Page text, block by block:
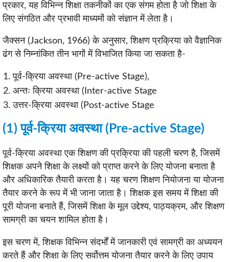
प्रकार, यह विभिन्न शिक्षा तकनीकों का एक संगम होता है जो शिक्षा के
लिए संगठित और प्रभावी माध्यमों को संज्ञान में लेता है।
जैक्सन (Jackson, 1966) के अनुसार, शिक्षण प्रक्रिया को वैज्ञानिक
ढंग से निम्नांकित तीन भागों में विभाजित किया जा सकता है-
पूर्व-क्रिया अवस्था (Pre-active Stage),
अन्तः क्रिया अवस्था (Inter-active Stage
उत्तर-क्रिया अवस्था (Post-active Stage
(1) पूर्व-क्रिया अवस्था (Pre-active Stage)
पूर्व-क्रिया अवस्था एक शिक्षण की प्रक्रिया की पहली चरण है, जिसमें
शिक्षक अपने शिक्षा के लक्ष्यों को प्राप्त करने के लिए योजना बनाता है
और अधिकारिक तैयारी करता है। यह चरण शिक्षण नियोजना या योजना
तैयार करने के रूप में भी जाना जाता है। शिक्षक इस समय में शिक्षा की
पूरी योजना बनाते हैं, जिसमें शिक्षा के मूल उद्देश्य, पाठ्यक्रम, और शिक्षण
सामग्री का चयन शामिल होता है।
इस चरण में, शिक्षक विभिन्न संदर्भों में जानकारी एवं सामग्री का अध्ययन
करते हैं और शिक्षा के लिए सर्वोत्तम योजना तैयार करने के लिए उपाय